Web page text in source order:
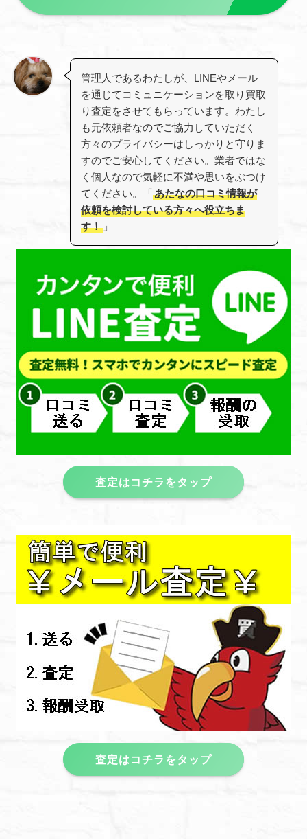
管理人であるわたしが、LINEやメール
を通じてコミュニケーションを取り買取
り査定をさせてもらっています。わたし
も元依頼者なのでご協力していただく
方々のプライバシーはしっかりと守りま
すのでご安心してください。業者ではな
く個人なので気軽に不満や思いをぶつけ
てください。「あたなの口コミ情報が
依頼を検討している方々へ役立ちま
す！ 」
査定はコチラをタップ
査定はコチラをタップ